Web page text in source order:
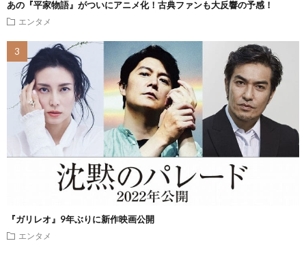
あの『平家物語』がついにアニメ化！古典ファンも大反響の予感！
エンタメ
『ガリレオ』9年ぶりに新作映画公開
エンタメ